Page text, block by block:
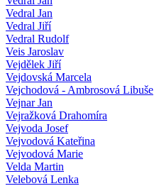
Vedral Jan
Vedral Jiří
Vedral Rudolf
Veis Jaroslav
Vejdělek Jiří
Vejdovská Marcela
Vejchodová - Ambrosová Libuše
Vejnar Jan
Vejražková Drahomíra
Vejvoda Josef
Vejvodová Kateřina
Vejvodová Marie
Velda Martin
Velebová Lenka